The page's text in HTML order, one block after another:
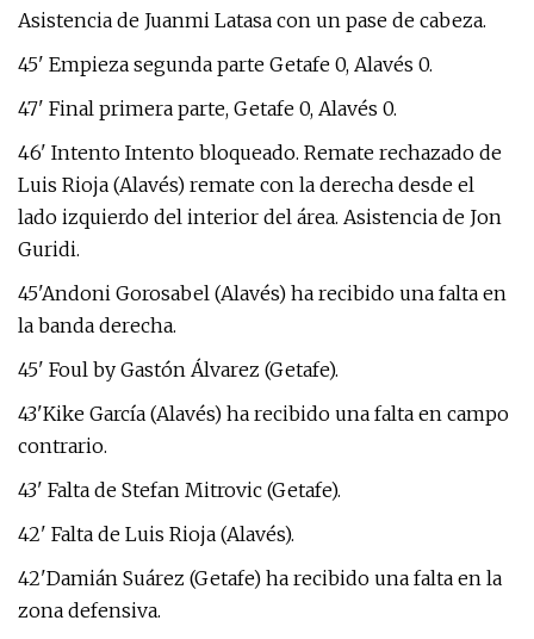
Asistencia de Juanmi Latasa con un pase de cabeza.
45' Empieza segunda parte Getafe 0, Alavés 0.
47' Final primera parte, Getafe 0, Alavés 0.
46' Intento Intento bloqueado. Remate rechazado de
Luis Rioja (Alavés) remate con la derecha desde el
lado izquierdo del interior del área. Asistencia de Jon
Guridi.
45'Andoni Gorosabel (Alavés) ha recibido una falta en
la banda derecha.
45' Foul by Gastón Álvarez (Getafe).
43'Kike García (Alavés) ha recibido una falta en campo
contrario.
43' Falta de Stefan Mitrovic (Getafe).
42' Falta de Luis Rioja (Alavés).
42'Damián Suárez (Getafe) ha recibido una falta en la
zona defensiva.